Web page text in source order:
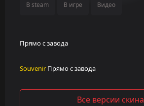
В steam В игре Видео
Прямо с завода
Souvenir Прямо с завода
Все версии скина